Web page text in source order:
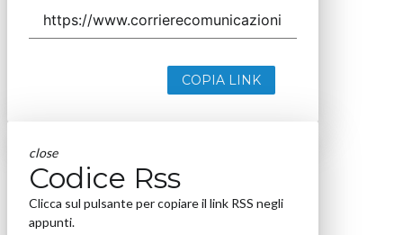
COPIA LINK
close
Codice Rss
Clicca sul pulsante per copiare il link RSS negli
appunti.